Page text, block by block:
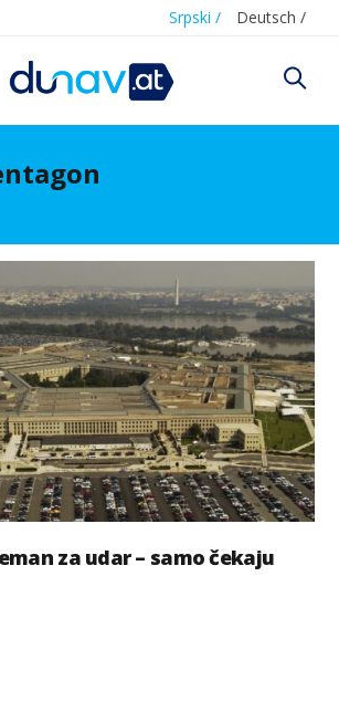
Srpski / Deutsch /
za udar – samo čekaju